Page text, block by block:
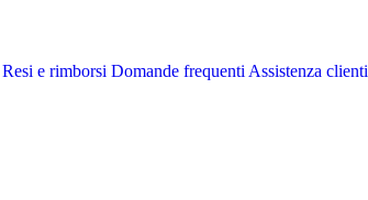
Resi e rimborsi Domande frequenti Assistenza clienti